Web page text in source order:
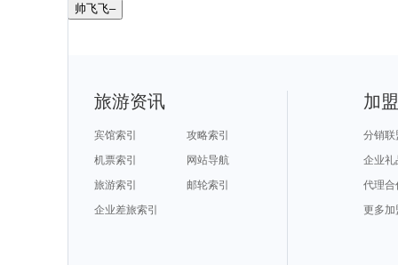
帅飞飞–
旅游资讯
宾馆索引
攻略索引
机票索引
网站导航
旅游索引
邮轮索引
企业差旅索引
加
分销联
企业礼
代理合
更多加